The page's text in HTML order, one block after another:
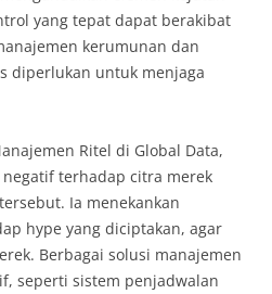
yang tepat dapat berakibat
kerumunan dan
diperlukan untuk menjaga
Ritel di Global Data,
terhadap citra merek
Ia menekankan
hype yang diciptakan, agar
Berbagai solusi manajemen
seperti sistem penjadwalan